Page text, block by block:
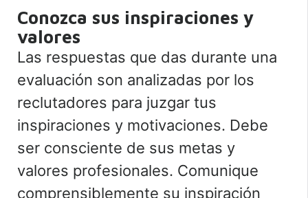
Conozca sus inspiraciones y
valores
Las respuestas que das durante una
evaluación son analizadas por los
reclutadores para juzgar tus
inspiraciones y motivaciones. Debe
ser consciente de sus metas y
valores profesionales. Comunique
comprensiblemente su inspiración